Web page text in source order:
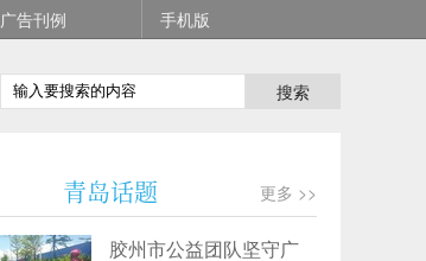
广告刊例 手机版
搜索
青岛话题 更多 >>
胶州市公益团队坚守广